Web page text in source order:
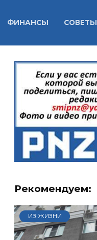
ФИНАНСЫ СОВЕТЫ
Рекомендуем:
ИЗ ЖИЗНИ